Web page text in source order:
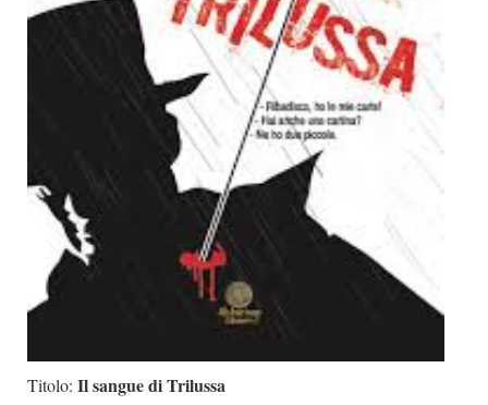
Giallo Stresa
Premio Chiara
Tabù Festival 2014
Marketing
Titolo: Il sangue di Trilussa